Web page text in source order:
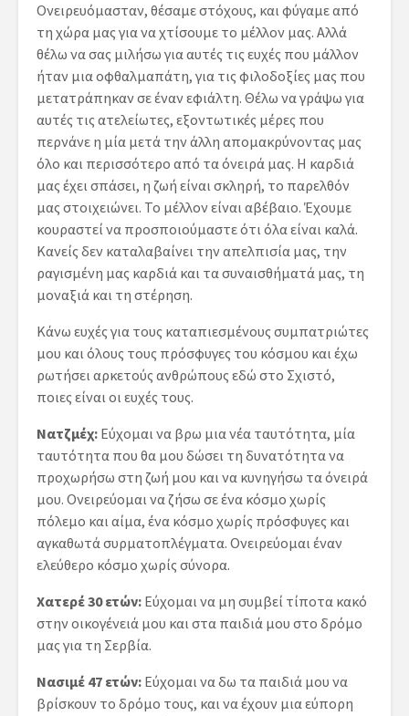
Ονειρευόμασταν, θέσαμε στόχους, και φύγαμε από
τη χώρα μας για να χτίσουμε το μέλλον μας. Αλλά
θέλω να σας μιλήσω για αυτές τις ευχές που μάλλον
ήταν μια οφθαλμαπάτη, για τις φιλοδοξίες μας που
μετατράπηκαν σε έναν εφιάλτη. Θέλω να γράψω για
αυτές τις ατελείωτες, εξοντωτικές μέρες που
περνάνε η μία μετά την άλλη απομακρύνοντας μας
όλο και περισσότερο από τα όνειρά μας. Η καρδιά
μας έχει σπάσει, η ζωή είναι σκληρή, το παρελθόν
μας στοιχειώνει. Το μέλλον είναι αβέβαιο. Έχουμε
κουραστεί να προσποιούμαστε ότι όλα είναι καλά.
Κανείς δεν καταλαβαίνει την απελπισία μας, την
ραγισμένη μας καρδιά και τα συναισθήματά μας, τη
μοναξιά και τη στέρηση.
Κάνω ευχές για τους καταπιεσμένους συμπατριώτες
μου και όλους τους πρόσφυγες του κόσμου και έχω
ρωτήσει αρκετούς ανθρώπους εδώ στο Σχιστό,
ποιες είναι οι ευχές τους.
Νατζμέχ: Εύχομαι να βρω μια νέα ταυτότητα, μία
ταυτότητα που θα μου δώσει τη δυνατότητα να
προχωρήσω στη ζωή μου και να κυνηγήσω τα όνειρά
μου. Ονειρεύομαι να ζήσω σε ένα κόσμο χωρίς
πόλεμο και αίμα, ένα κόσμο χωρίς πρόσφυγες και
αγκαθωτά συρματοπλέγματα. Ονειρεύομαι έναν
ελεύθερο κόσμο χωρίς σύνορα.
Χατερέ 30 ετών: Εύχομαι να μη συμβεί τίποτα κακό
στην οικογένειά μου και στα παιδιά μου στο δρόμο
μας για τη Σερβία.
Νασιμέ 47 ετών: Εύχομαι να δω τα παιδιά μου να
βρίσκουν το δρόμο τους, και να έχουν μια εύπορη